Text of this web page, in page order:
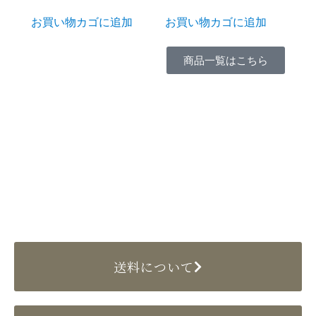
お買い物カゴに追加 お買い物カゴに追加
商品一覧はこちら
送料について